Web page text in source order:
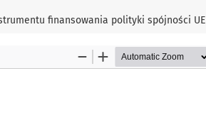
finansowania polityki spójności UE